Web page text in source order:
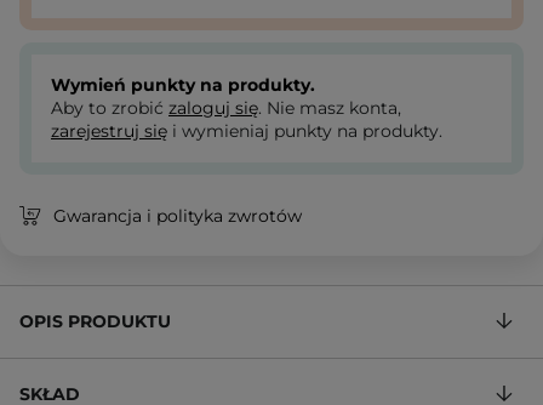
Wymień punkty na produkty.
Aby to zrobić zaloguj się. Nie masz konta,
zarejestruj się i wymieniaj punkty na produkty.
Gwarancja i polityka zwrotów
OPIS PRODUKTU
SKŁAD